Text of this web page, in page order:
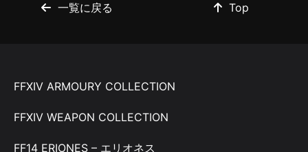
一覧に戻る Top
FFXIV ARMOURY COLLECTION
FFXIV WEAPON COLLECTION
FF14 ERIONES – エリオネス